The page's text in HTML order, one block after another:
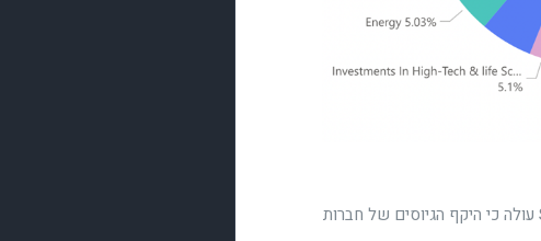
הקטר של המשק ממשיך לדהור. מסיכום השנה של ארגון Start-Up Nation Central עולה כי היקף הגיוסים של חברות